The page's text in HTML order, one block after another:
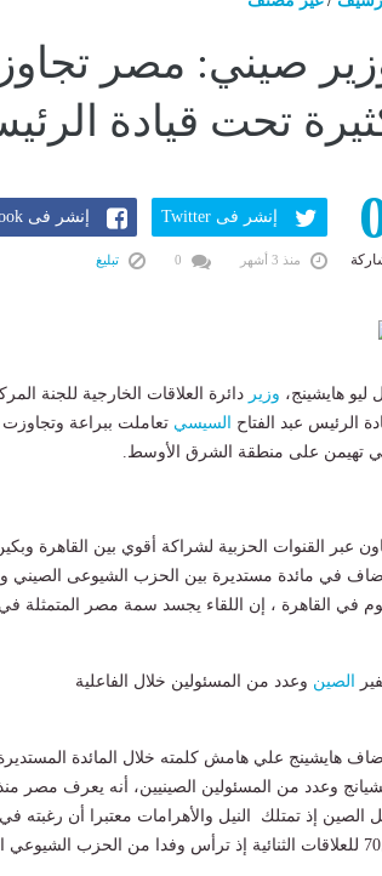
صيني: مصر
تحت قيادة
إنشر فى Twitter إنشر فى Facebook
منذ 3 أشهر تبليغ
ليو هايشينج، وزير دائرة العلاقات الخارجية للجنة
الرئيس عبد الفتاح
السيسي تعاملت ببراعة وتجاوزت
تهيمن على منطقة الشرق الأوسط.
عبر القنوات الحزبية لشراكة أقوي بين القاهرة
في مائدة مستديرة بين الحزب الشيوعى الصيني
في القاهرة ، إن اللقاء يجسد سمة مصر المتمثلة في
الصين وعدد من المسئولين خلال الفاعلية
هايشينج علي هامش كلمته خلال المائدة
وعدد من المسئولين الصينيين، أنه يعرف مصر
الصين إذ تمتلك النيل والأهرامات معتبرا أن رغبته